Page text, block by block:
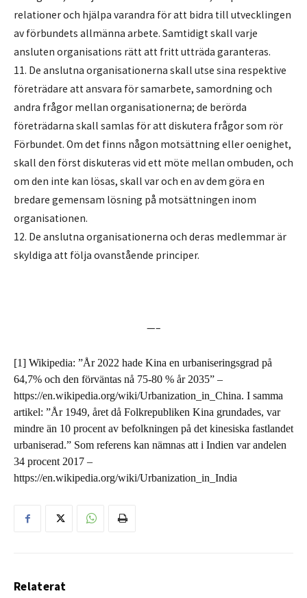
relationer och hjälpa varandra för att bidra till utvecklingen
av förbundets allmänna arbete. Samtidigt skall varje
ansluten organisations rätt att fritt utträda garanteras.
11. De anslutna organisationerna skall utse sina respektive
företrädare att ansvara för samarbete, samordning och
andra frågor mellan organisationerna; de berörda
företrädarna skall samlas för att diskutera frågor som rör
Förbundet. Om det finns någon motsättning eller oenighet,
skall den först diskuteras vid ett möte mellan ombuden, och
om den inte kan lösas, skall var och en av dem göra en
bredare gemensam lösning på motsättningen inom
organisationen.
12. De anslutna organisationerna och deras medlemmar är
skyldiga att följa ovanstående principer.
—–
[1] Wikipedia: ”År 2022 hade Kina en urbaniseringsgrad på
64,7% och den förväntas nå 75-80 % år 2035” –
https://en.wikipedia.org/wiki/Urbanization_in_China. I samma
artikel: ”År 1949, året då Folkrepubliken Kina grundades, var
mindre än 10 procent av befolkningen på det kinesiska fastlandet
urbaniserad.” Som referens kan nämnas att i Indien var andelen
34 procent 2017 –
https://en.wikipedia.org/wiki/Urbanization_in_India
Relaterat